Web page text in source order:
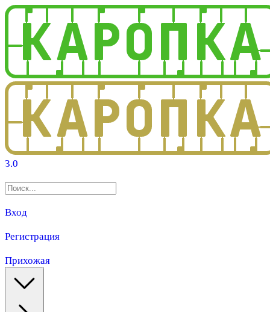
3.0
Вход
Регистрация
Прихожая